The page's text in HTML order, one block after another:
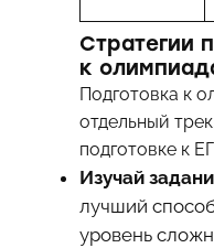
Стратегии
к
Подготовка к
отдельный
подготовке к
Изучай
лучший
уровень